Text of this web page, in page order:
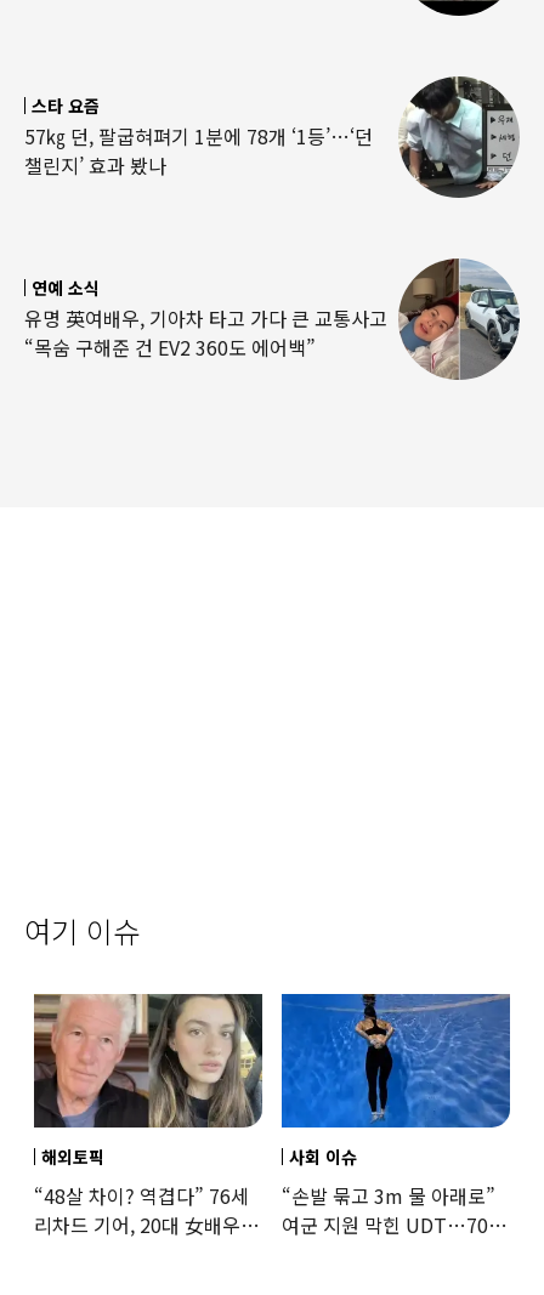
스타 요즘
57㎏ 던, 팔굽혀펴기 1분에 78개 ‘1등’…‘던
챌린지’ 효과 봤나
연예 소식
유명 英여배우, 기아차 타고 가다 큰 교통사고
“목숨 구해준 건 EV2 360도 에어백”
여기 이슈
해외토픽
“48살 차이? 역겹다” 76세
리차드 기어, 20대 女배우와
사회 이슈
“손발 묶고 3m 물 아래로”
여군 지원 막힌 UDT…707